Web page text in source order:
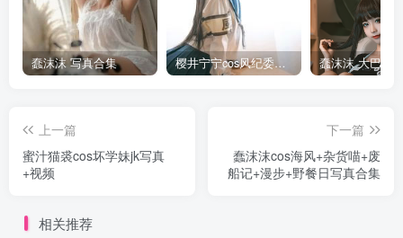
蠢沫沫 写真合集 樱井宁宁cos风纪委员写真套图
上一篇
蜜汁猫裘cos坏学妹jk写真
+视频
下一篇
蠢沫沫cos海风+杂货喵+废
船记+漫步+野餐日写真合集
相关推荐